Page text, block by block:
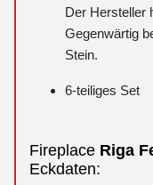
Der Hersteller
Gegenwärtig
Stein.
6-teiliges Set
Fireplace Riga
Eckdaten: